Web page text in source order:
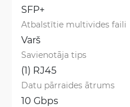
SFP+
Atbalstītie multivides faili
Varš
Savienotāja tips
(1) RJ45
Datu pārraides ātrums
10 Gbps